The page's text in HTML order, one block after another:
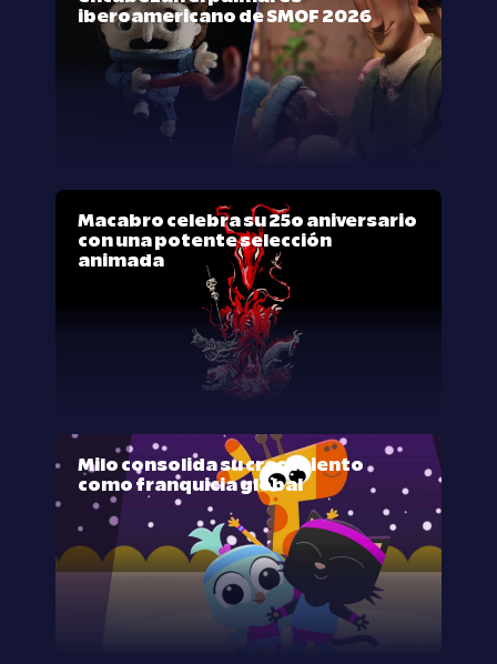
iberoamericano de SMOF 2026
Macabro celebra su 25º aniversario
con una potente selección
animada
Milo consolida su crecimiento
como franquicia global